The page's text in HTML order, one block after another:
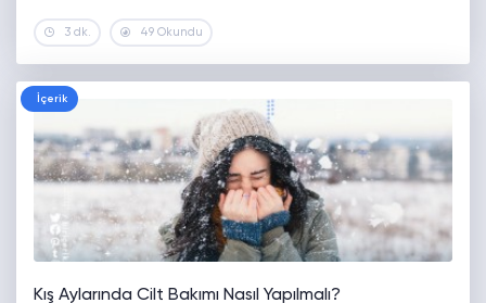
3 dk. 49 Okundu
İçerik
Kış Aylarında Cilt Bakımı Nasıl Yapılmalı?